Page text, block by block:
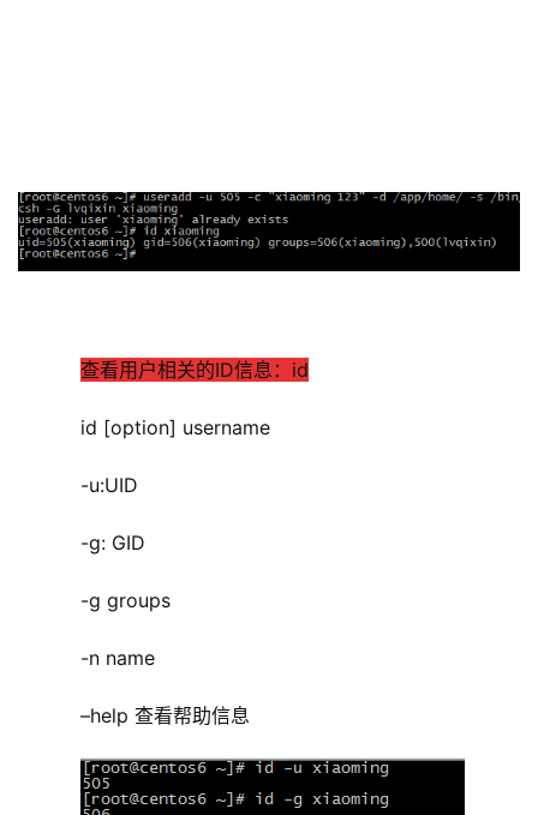
查看用户相关的ID信息：id
    id [option] username
    -u:UID
    -g: GID
    -g groups
    -n name
–help 查看帮助信息